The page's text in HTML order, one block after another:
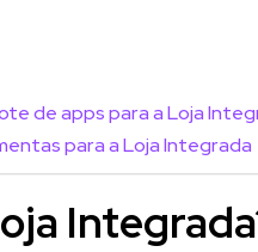
de apps para a Loja
para a Loja Integrada